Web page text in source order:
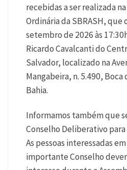
recebidas a ser realizada
Ordinária da SBRASH, que
setembro de 2026 às
Ricardo Cavalcanti do
Salvador, localizado na
Mangabeira, n. 5.490, Boca
Bahia.
Informamos também que
Conselho Deliberativo
As pessoas interessadas
importante Conselho